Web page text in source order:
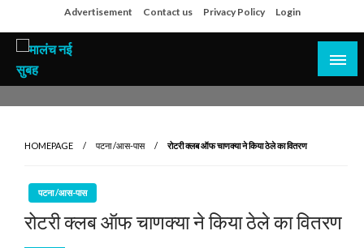
to
content
Advertisement Contact us Privacy Policy Login
सच हार नही सकता
HOMEPAGE पटना /आस-पास रोटरी क्लब ऑफ चाणक्या ने किया ठेले का वितरण
पटना /आस-पास
रोटरी क्लब ऑफ चाणक्या ने किया ठेले का वितरण